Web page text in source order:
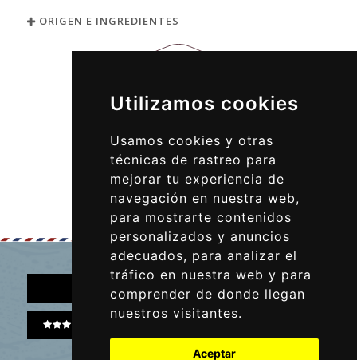
Utilizamos cookies
Usamos cookies y otras
técnicas de rastreo para
mejorar tu experiencia de
navegación en nuestra web,
para mostrarte contenidos
personalizados y anuncios
adecuados, para analizar el
tráfico en nuestra web y para
comprender de donde llegan
nuestros visitantes.
Aceptar
ORIGEN E INGREDIENTES